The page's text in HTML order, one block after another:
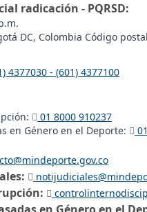
radicación - PQRSD:
DC, Colombia Código
4377030 - (601) 4377100
01 8000 910237
en Género en el Deporte: